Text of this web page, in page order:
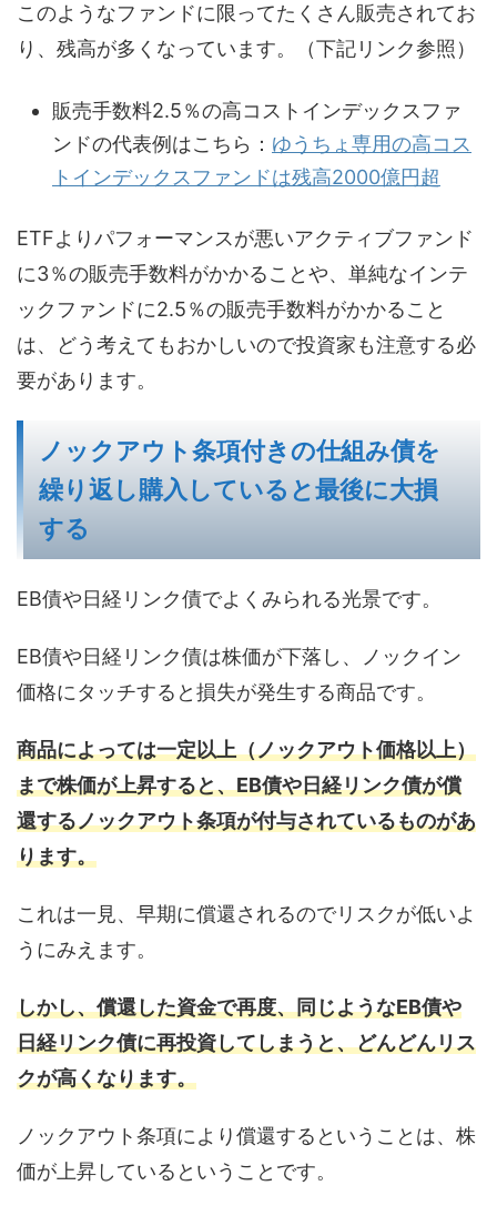
このようなファンドに限ってたくさん販売されてお
り、残高が多くなっています。（下記リンク参照）
販売手数料2.5％の高コストインデックスファ
ンドの代表例はこちら： ゆうちょ専用の高コス
トインデックスファンドは残高2000億円超
ETFよりパフォーマンスが悪いアクティブファンド
に3％の販売手数料がかかることや、単純なインテ
ックファンドに2.5％の販売手数料がかかること
は、どう考えてもおかしいので投資家も注意する必
要があります。
ノックアウト条項付きの仕組み債を
繰り返し購入していると最後に大損
する
EB債や日経リンク債でよくみられる光景です。
EB債や日経リンク債は株価が下落し、ノックイン
価格にタッチすると損失が発生する商品です。
商品によっては一定以上（ノックアウト価格以上）
まで株価が上昇すると、EB債や日経リンク債が償
還するノックアウト条項が付与されているものがあ
ります。
これは一見、早期に償還されるのでリスクが低いよ
うにみえます。
しかし、償還した資金で再度、同じようなEB債や
日経リンク債に再投資してしまうと、どんどんリス
クが高くなります。
ノックアウト条項により償還するということは、株
価が上昇しているということです。